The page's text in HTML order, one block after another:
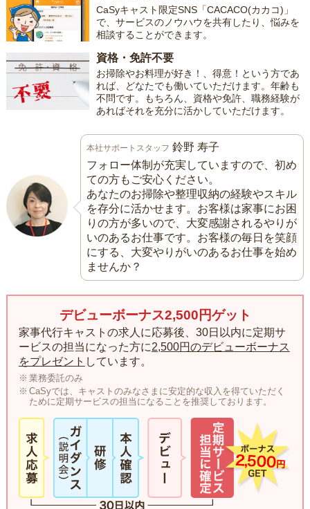
CaSyキャスト限定SNS「CACACO(カカコ)」
で、サービスのノウハウを共有したり、悩みを
相談することができます。
資格・免許不要
お掃除やお料理が好き！、得意！という方であ
れば、どなたでも働いていただけます。年齢も
不問です。もちろん、資格や免許、職務経験が
あればそれを充分に活かしていただけます。
本社サポートスタッフ 鈴野 寿子
フォロー体制が充実していますので、初め
ての方もご安心ください。
あなたのお掃除や整理収納の経験やスキル
を存分に活かせます。お客様は家事にお困
りの方が多いので、大変感謝されるやりが
いのあるお仕事です。お客様の毎日を笑顔
にする、大変やりがいのあるお仕事を始め
ませんか？
デビューボーナス2,500円ゲット
家事代行キャストの求人に応募後、30日以内に定期サ
ービスの担当になった方に2,500円のデビューボーナス
をプレゼント しています。
業務委託のみ
CaSyでは、キャストのみなさまに安定的な収入を得ていただく
ために定期サービスの担当になることを推奨しております。